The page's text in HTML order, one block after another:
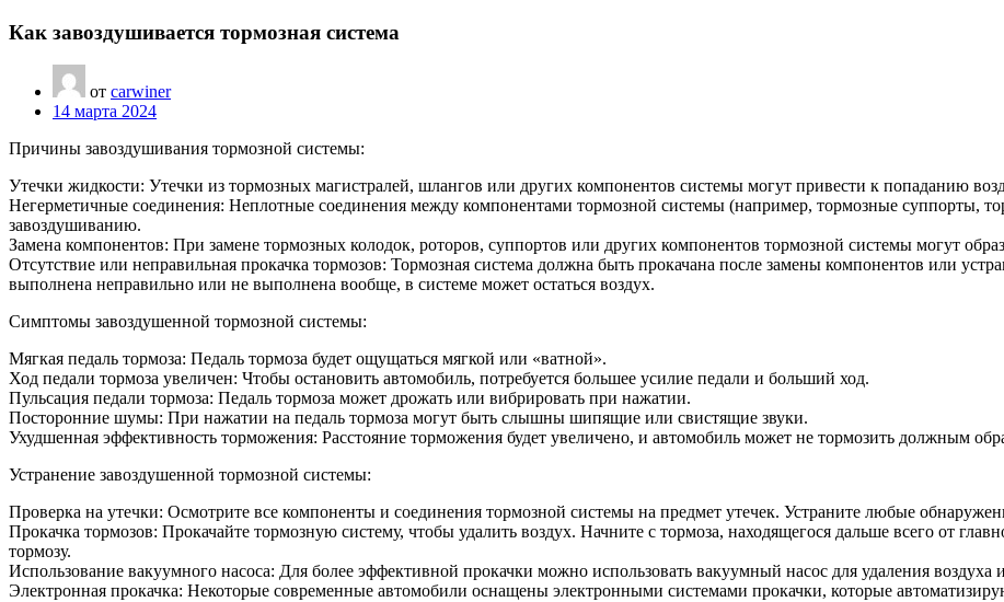
Как завоздушивается тормозная система
от carwiner
14 марта 2024
Причины завоздушивания тормозной системы:
Утечки жидкости: Утечки из тормозных магистралей, шлангов или других компонентов системы могут привести к попаданию
Негерметичные соединения: Неплотные соединения между компонентами тормозной системы (например, тормозные суппорты,
завоздушиванию.
Замена компонентов: При замене тормозных колодок, роторов, суппортов или других компонентов тормозной системы могут
Отсутствие или неправильная прокачка тормозов: Тормозная система должна быть прокачана после замены компонентов или
выполнена неправильно или не выполнена вообще, в системе может остаться воздух.
Симптомы завоздушенной тормозной системы:
Мягкая педаль тормоза: Педаль тормоза будет ощущаться мягкой или «ватной».
Ход педали тормоза увеличен: Чтобы остановить автомобиль, потребуется большее усилие педали и больший ход.
Пульсация педали тормоза: Педаль тормоза может дрожать или вибрировать при нажатии.
Посторонние шумы: При нажатии на педаль тормоза могут быть слышны шипящие или свистящие звуки.
Ухудшенная эффективность торможения: Расстояние торможения будет увеличено, и автомобиль может не тормозить должным
Устранение завоздушенной тормозной системы:
Проверка на утечки: Осмотрите все компоненты и соединения тормозной системы на предмет утечек. Устраните любые
Прокачка тормозов: Прокачайте тормозную систему, чтобы удалить воздух. Начните с тормоза, находящегося дальше всего от
тормозу.
Использование вакуумного насоса: Для более эффективной прокачки можно использовать вакуумный насос для удаления воздуха
Электронная прокачка: Некоторые современные автомобили оснащены электронными системами прокачки, которые